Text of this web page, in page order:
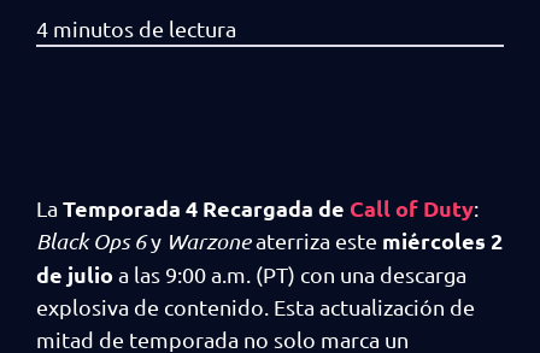
La Temporada 4 Recargada de Call of Duty:
Black Ops 6y Warzoneaterriza este miércoles 2
de julio a las 9:00 a.m. (PT) con una descarga
explosiva de contenido. Esta actualización de
mitad de temporada no solo marca un